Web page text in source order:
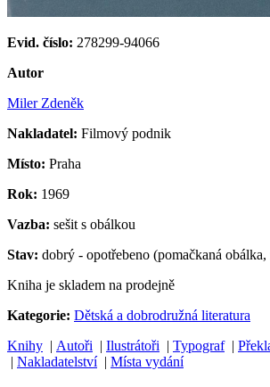
Evid. číslo: 278299-94066
Autor
Miler Zdeněk
Nakladatel: Filmový podnik
Místo: Praha
Rok: 1969
Vazba: sešit s obálkou
Stav: dobrý - opotřebeno (pomačkaná
Kniha je skladem na prodejně
Kategorie: Dětská a dobrodružná literatura
Knihy | Autoři | Ilustrátoři | Typograf|
| Nakladatelství| Místa vydání